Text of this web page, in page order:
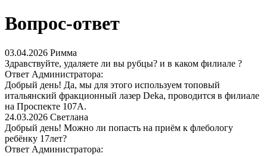
Вопрос-ответ
03.04.2026 Римма
Здравствуйте, удаляете ли вы рубцы? и в каком филиале ?
Ответ Администратора:
Добрый день! Да, мы для этого используем топовый
итальянский фракционный лазер Deka, проводится в филиале
на Проспекте 107А.
24.03.2026 Светлана
Добрый день! Можно ли попасть на приём к флебологу
ребёнку 17лет?
Ответ Администратора: